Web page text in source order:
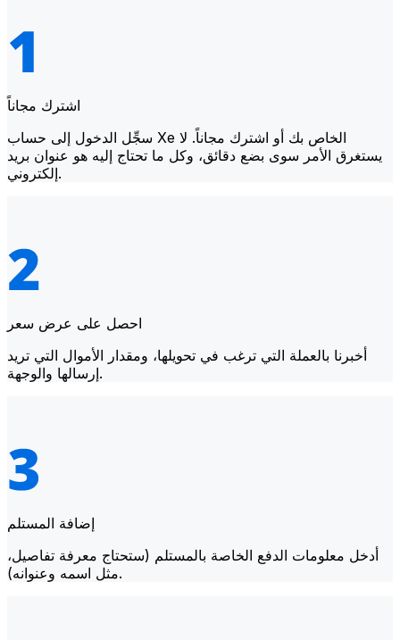
اشترك مجاناً
سجِّل الدخول إلى حساب Xe الخاص بك أو اشترك مجاناً. لا
يستغرق الأمر سوى بضع دقائق، وكل ما تحتاج إليه هو عنوان بريد
إلكتروني.
احصل على عرض سعر
أخبرنا بالعملة التي ترغب في تحويلها، ومقدار الأموال التي تريد
إرسالها والوجهة.
إضافة المستلم
أدخل معلومات الدفع الخاصة بالمستلم (ستحتاج معرفة تفاصيل،
مثل اسمه وعنوانه).